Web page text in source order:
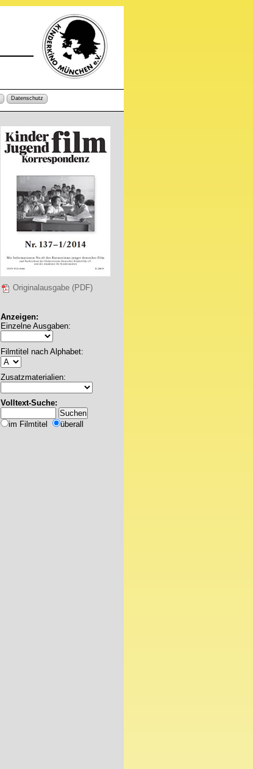
Datenschutz
Originalausgabe (PDF)
Anzeigen:
Einzelne Ausgaben:
Filmtitel nach Alphabet:
Zusatzmaterialien:
Volltext-Suche:
im Filmtitel überall